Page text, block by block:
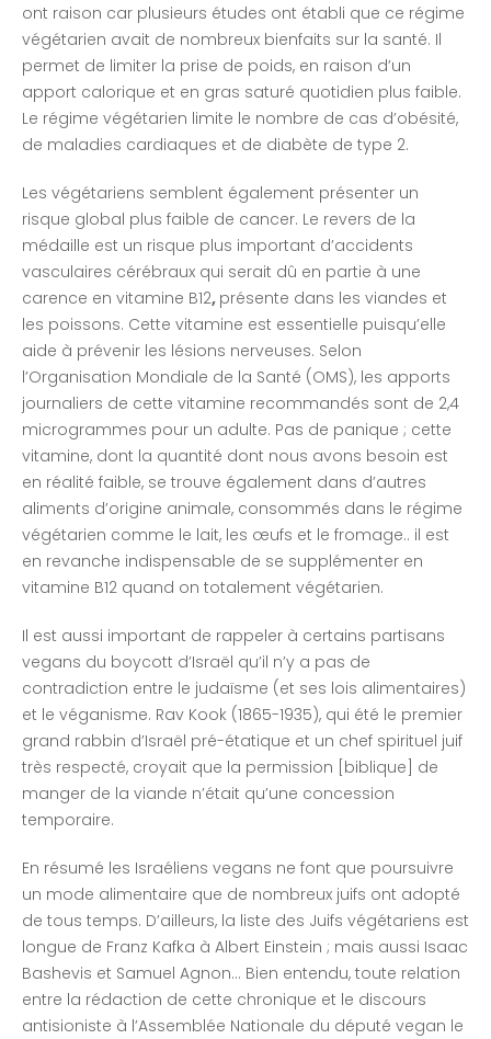
ont raison car plusieurs études ont établi que ce régime
végétarien avait de nombreux bienfaits sur la santé. Il
permet de limiter la prise de poids, en raison d’un
apport calorique et en gras saturé quotidien plus faible.
Le régime végétarien limite le nombre de cas d’obésité,
de maladies cardiaques et de diabète de type 2.
Les végétariens semblent également présenter un
risque global plus faible de cancer. Le revers de la
médaille est un risque plus important d’accidents
vasculaires cérébraux qui serait dû en partie à une
carence en vitamine B12, présente dans les viandes et
les poissons. Cette vitamine est essentielle puisqu’elle
aide à prévenir les lésions nerveuses. Selon
l’Organisation Mondiale de la Santé (OMS), les apports
journaliers de cette vitamine recommandés sont de 2,4
microgrammes pour un adulte. Pas de panique ; cette
vitamine, dont la quantité dont nous avons besoin est
en réalité faible, se trouve également dans d’autres
aliments d’origine animale, consommés dans le régime
végétarien comme le lait, les œufs et le fromage.. il est
en revanche indispensable de se supplémenter en
vitamine B12 quand on totalement végétarien.
Il est aussi important de rappeler à certains partisans
vegans du boycott d’Israël qu’il n’y a pas de
contradiction entre le judaïsme (et ses lois alimentaires)
et le véganisme. Rav Kook (1865-1935), qui été le premier
grand rabbin d’Israël pré-étatique et un chef spirituel juif
très respecté, croyait que la permission [biblique] de
manger de la viande n’était qu’une concession
temporaire.
En résumé les Israéliens vegans ne font que poursuivre
un mode alimentaire que de nombreux juifs ont adopté
de tous temps. D’ailleurs, la liste des Juifs végétariens est
longue de Franz Kafka à Albert Einstein ; mais aussi Isaac
Bashevis et Samuel Agnon… Bien entendu, toute relation
entre la rédaction de cette chronique et le discours
antisioniste à l’Assemblée Nationale du député vegan le